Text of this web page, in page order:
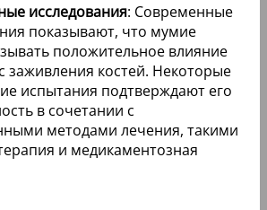
исследования: Современные
показывают, что мумие
положительное влияние
заживления костей. Некоторые
испытания подтверждают его
в сочетании с
методами лечения, такими
и медикаментозная